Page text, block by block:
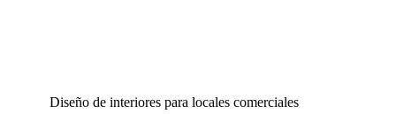
Diseño de interiores para locales comerciales